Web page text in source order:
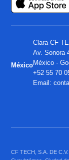
México
Clara CF
Av. Sonora
México ·
+52 55 70
Email:
CF TECH, S.A. DE